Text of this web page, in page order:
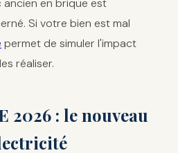
en brique est
Si votre bien est mal
permet de simuler l'impact
réaliser.
2026 : le nouveau